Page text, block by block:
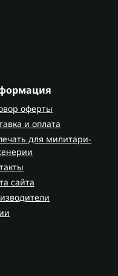
оферты
и оплата
для милитари-
сайта